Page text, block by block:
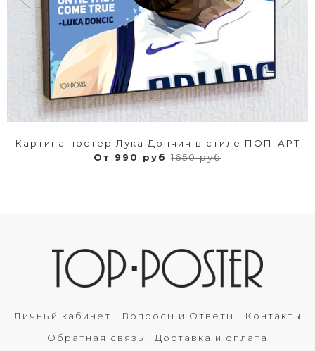
Картина постер Лука Дончич в стиле ПОП-АРТ
От 990 руб 1650 руб
Личный кабинет Вопросы и Ответы
Контакты
Обратная связь
Доставка и оплата